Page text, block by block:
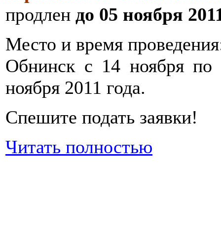
продлен до 05 ноября
Место и время
Обнинск с 14 ноября по
ноября 2011 года.
Спешите подать заявки!
Читать полностью